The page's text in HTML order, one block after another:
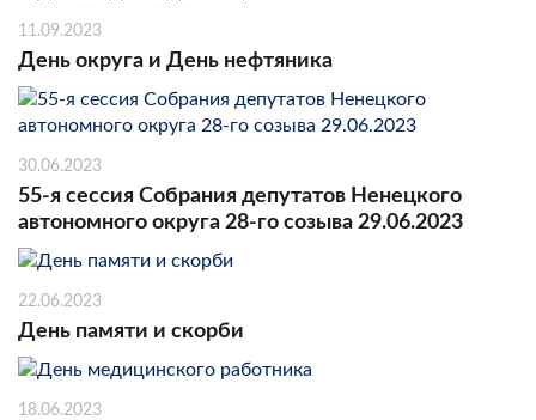
11.09.2023
День округа и День нефтяника
30.06.2023
55-я сессия Собрания депутатов Ненецкого
автономного округа 28-го созыва 29.06.2023
22.06.2023
День памяти и скорби
18.06.2023